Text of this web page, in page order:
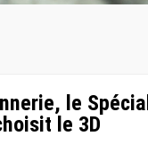
le
le 3D